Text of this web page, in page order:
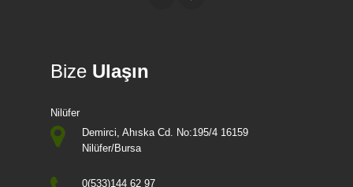
Bize Ulaşın
Nilüfer
Demirci, Ahıska Cd. No:195/4 16159
Nilüfer/Bursa
0(533)144 62 97